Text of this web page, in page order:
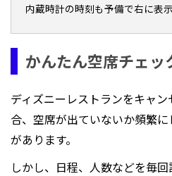
内蔵時計の時刻も予備で右に表
かんたん空席チェッ
ディズニーレストランをキャ
合、空席が出ていないか頻繁
があります。
しかし、日程、人数などを毎